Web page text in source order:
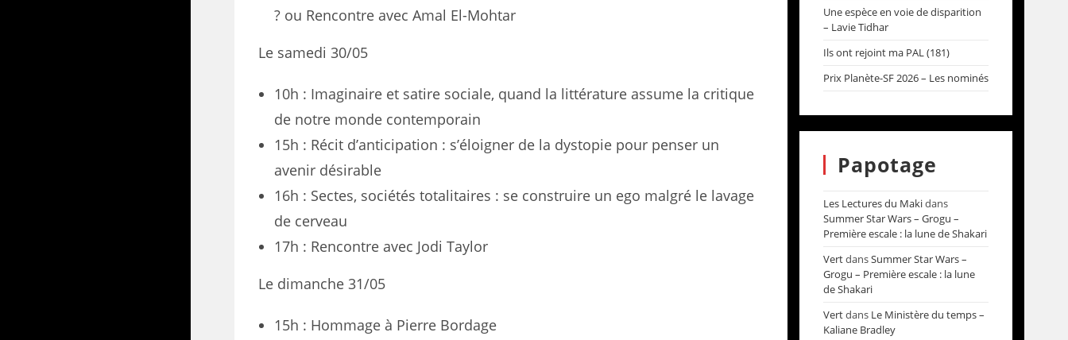
? ou Rencontre avec Amal El-Mohtar
Le samedi 30/05
10h : Imaginaire et satire sociale, quand la littérature assume la critique
de notre monde contemporain
15h : Récit d’anticipation : s’éloigner de la dystopie pour penser un
avenir désirable
16h : Sectes, sociétés totalitaires : se construire un ego malgré le lavage
de cerveau
17h : Rencontre avec Jodi Taylor
Le dimanche 31/05
15h : Hommage à Pierre Bordage
Une espèce en voie de disparition
– Lavie Tidhar
Ils ont rejoint ma PAL (181)
Prix Planète-SF 2026 – Les nominés
Papotage
Les Lectures du Makidans
Summer Star Wars – Grogu –
Première escale : la lune de Shakari
VertdansSummer Star Wars –
Grogu – Première escale : la lune
de Shakari
Vertdans Le Ministère du temps –
Kaliane Bradley